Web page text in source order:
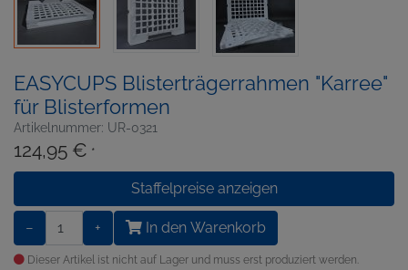
EASYCUPS Blisterträgerrahmen "Karree"
für Blisterformen
Artikelnummer: UR-0321
124,95 € *
Staffelpreise anzeigen
− + In den Warenkorb
Dieser Artikel ist nicht auf Lager und muss erst produziert werden.